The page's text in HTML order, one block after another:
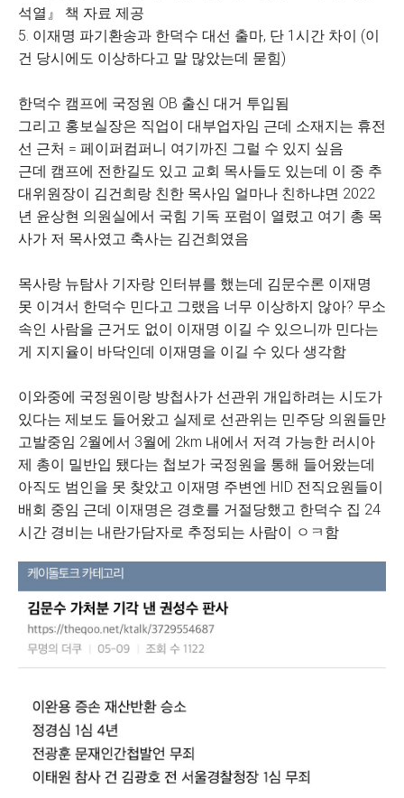
석열』 책 자료 제공
5. 이재명 파기환송과 한덕수 대선 출마, 단 1시간 차이 (이
건 당시에도 이상하다고 말 많았는데 묻힘)
한덕수 캠프에 국정원 OB 출신 대거 투입됨
그리고 홍보실장은 직업이 대부업자임 근데 소재지는 휴전
선 근처 = 페이퍼컴퍼니 여기까진 그럴 수 있지 싶음
근데 캠프에 전한길도 있고 교회 목사들도 있는데 이 중 추
대위원장이 김건희랑 친한 목사임 얼마나 친하냐면 2022
년 윤상현 의원실에서 국힘 기독 포럼이 열렸고 여기 총 목
사가 저 목사였고 축사는 김건희였음
목사랑 뉴탐사 기자랑 인터뷰를 했는데 김문수론 이재명
못 이겨서 한덕수 민다고 그랬음 너무 이상하지 않아? 무소
속인 사람을 근거도 없이 이재명 이길 수 있으니까 민다는
게 지지율이 바닥인데 이재명을 이길 수 있다 생각함
이와중에 국정원이랑 방첩사가 선관위 개입하려는 시도가
있다는 제보도 들어왔고 실제로 선관위는 민주당 의원들만
고발중임 2월에서 3월에 2km 내에서 저격 가능한 러시아
제 총이 밀반입 됐다는 첩보가 국정원을 통해 들어왔는데
아직도 범인을 못 찾았고 이재명 주변엔 HID 전직요원들이
배회 중임 근데 이재명은 경호를 거절당했고 한덕수 집 24
시간 경비는 내란가담자로 추정되는 사람이 ㅇㅋ함